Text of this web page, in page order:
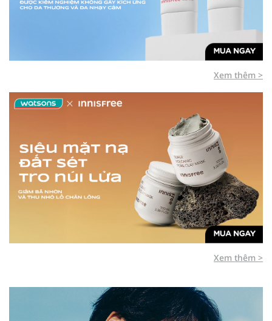
Xem thêm >
Xem thêm >